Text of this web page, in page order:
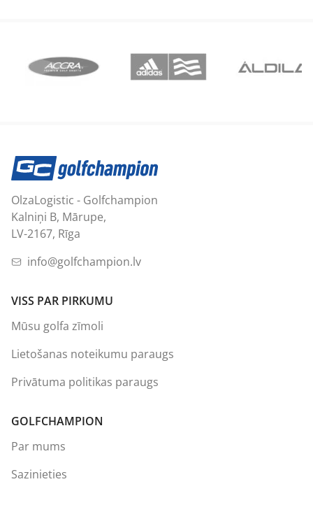
OlzaLogistic - Golfchampion
Kalniņi B, Mārupe,
LV-2167, Rīga
info@golfchampion.lv
VISS PAR PIRKUMU
Mūsu golfa zīmoli
Lietošanas noteikumu paraugs
Privātuma politikas paraugs
GOLFCHAMPION
Par mums
Sazinieties